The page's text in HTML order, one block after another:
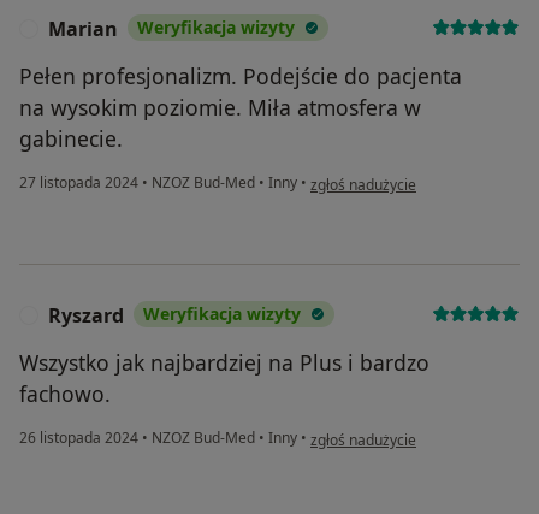
Marian Weryfikacja wizyty
Pełen profesjonalizm. Podejście do pacjenta
na wysokim poziomie. Miła atmosfera w
gabinecie.
27 listopada 2024 • NZOZ Bud-Med • Inny • w opinii użytkownika Marian
zgłoś nadużycie
Ryszard Weryfikacja wizyty
Wszystko jak najbardziej na Plus i bardzo
fachowo.
26 listopada 2024 • NZOZ Bud-Med • Inny • w opinii użytkownika Ryszard
zgłoś nadużycie